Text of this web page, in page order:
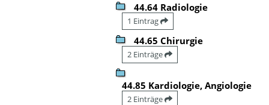
44.64 Radiologie
1 Eintrag
44.65 Chirurgie
2 Einträge
44.85 Kardiologie, Angiologie
2 Einträge